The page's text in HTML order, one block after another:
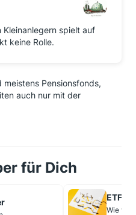
Kleinanlegern spielt auf
keine Rolle.
Pensionsfonds,
auch nur mit der
für Dich
ETF
Wie viel